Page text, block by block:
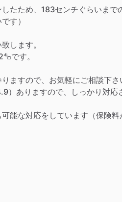
たため、183センチぐらいまで
す）
します。
です。
ますので、お気軽にご相談下さ
ありますので、しっかり対応
能な対応をしています（保険料